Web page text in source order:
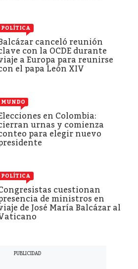
POLÍTICA
canceló reunión
con la OCDE durante
a Europa para reunirse
el papa León XIV
MUNDO
en Colombia:
urnas y comienza
para elegir nuevo
POLÍTICA
cuestionan
de ministros en
de José María Balcázar al